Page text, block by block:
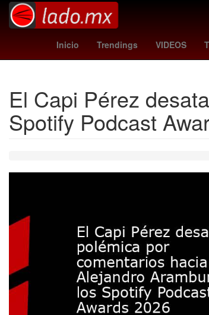
Inicio Trendings VIDEOS
Germán Berterame Harley Quinn
El Capi Pérez
Spotify Podcast